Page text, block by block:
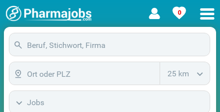
0
25 km
Jobs